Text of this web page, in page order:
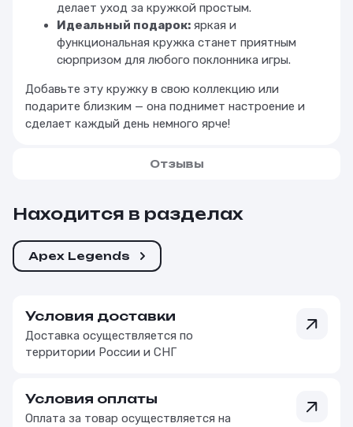
делает уход за кружкой простым.
Идеальный подарок: яркая и
функциональная кружка станет приятным
сюрпризом для любого поклонника игры.
Добавьте эту кружку в свою коллекцию или
подарите близким — она поднимет настроение и
сделает каждый день немного ярче!
Отзывы
Находится в разделах
Apex Legends
Условия доставки
Доставка осуществляется по
территории России и СНГ
Условия оплаты
Оплата за товар осуществляется на